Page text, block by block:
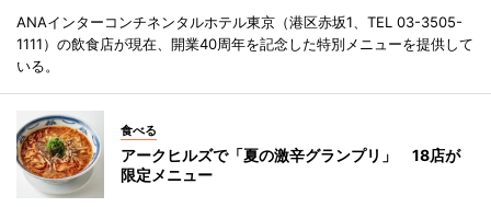
ANAインターコンチネンタルホテル東京（港区赤坂1、TEL 03-3505-
1111）の飲食店が現在、開業40周年を記念した特別メニューを提供して
いる。
食べる
アークヒルズで「夏の激辛グランプリ」 18店が
限定メニュー